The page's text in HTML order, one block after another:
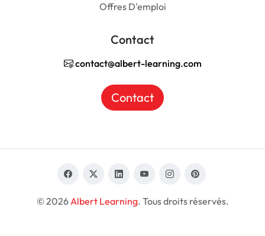
Offres D'emploi
Contact
contact@albert-learning.com
Contact
© 2026Albert Learning. Tous droits réservés.